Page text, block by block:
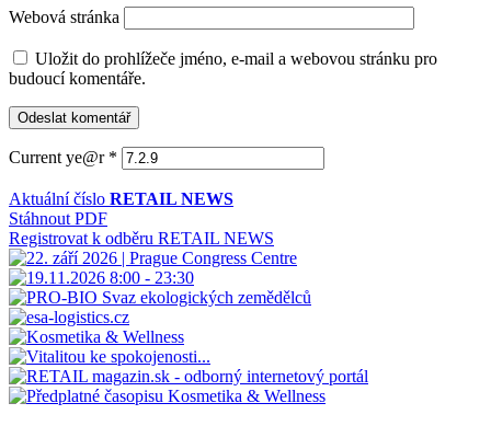
Webová stránka
Uložit do prohlížeče jméno, e-mail a webovou stránku pro
budoucí komentáře.
Current ye@r *
Aktuální číslo RETAIL NEWS
Stáhnout PDF
Registrovat k odběru RETAIL NEWS